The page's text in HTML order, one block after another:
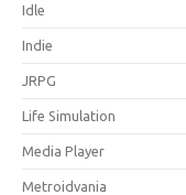
Idle
Indie
JRPG
Life Simulation
Media Player
Metroidvania